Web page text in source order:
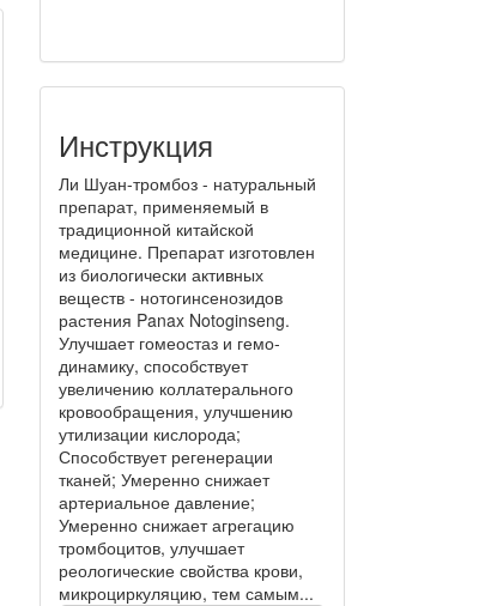
Инструкция
Ли Шуан-тромбоз - натуральный
препарат, применяемый в
традиционной китайской
медицине. Препарат изготовлен
из биологически активных
веществ - нотогинсенозидов
растения Panax Notoginseng.
Улучшает гомеостаз и гемо­
динамику, способствует
увеличению коллатерального
кровообращения, улучшению
утилизации кислорода;
Способствует регенерации
тканей; Умеренно снижает
артериальное давление;
Умеренно снижает агрегацию
тромбоцитов, улучшает
реологические свойства крови,
микроциркуляцию, тем самым...